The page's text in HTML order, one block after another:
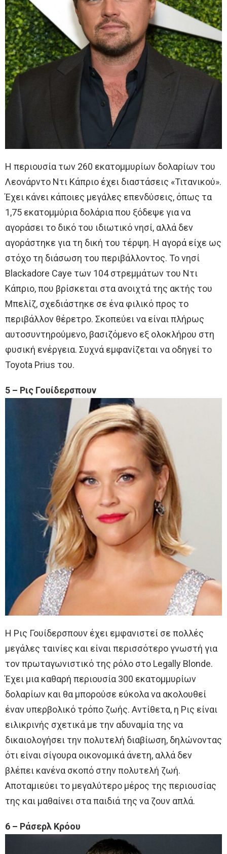
Η περιουσία των 260 εκατομμυρίων δολαρίων του
Λεονάρντο Ντι Κάπριο έχει διαστάσεις «Τιτανικού».
Έχει κάνει κάποιες μεγάλες επενδύσεις, όπως τα
1,75 εκατομμύρια δολάρια που ξόδεψε για να
αγοράσει το δικό του ιδιωτικό νησί, αλλά δεν
αγοράστηκε για τη δική του τέρψη. Η αγορά είχε ως
στόχο τη διάσωση του περιβάλλοντος. Το νησί
Blackadore Caye των 104 στρεμμάτων του Ντι
Κάπριο, που βρίσκεται στα ανοιχτά της ακτής του
Μπελίζ, σχεδιάστηκε σε ένα φιλικό προς το
περιβάλλον θέρετρο. Σκοπεύει να είναι πλήρως
αυτοσυντηρούμενο, βασιζόμενο εξ ολοκλήρου στη
φυσική ενέργεια. Συχνά εμφανίζεται να οδηγεί το
Toyota Prius του.
5 – Ρις Γουίδερσπουν
Η Ρις Γουίδερσπουν έχει εμφανιστεί σε πολλές
μεγάλες ταινίες και είναι περισσότερο γνωστή για
τον πρωταγωνιστικό της ρόλο στο Legally Blonde.
Έχει μια καθαρή περιουσία 300 εκατομμυρίων
δολαρίων και θα μπορούσε εύκολα να ακολουθεί
έναν υπερβολικό τρόπο ζωής. Αντίθετα, η Ρις είναι
ειλικρινής σχετικά με την αδυναμία της να
δικαιολογήσει την πολυτελή διαβίωση, δηλώνοντας
ότι είναι σίγουρα οικονομικά άνετη, αλλά δεν
βλέπει κανένα σκοπό στην πολυτελή ζωή.
Αποταμιεύει το μεγαλύτερο μέρος της περιουσίας
της και μαθαίνει στα παιδιά της να ζουν απλά.
6 – Ράσερλ Κρόου